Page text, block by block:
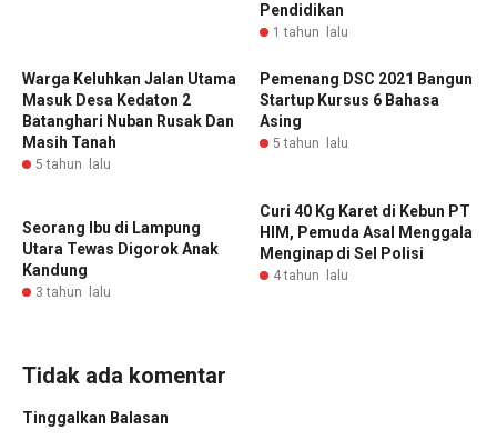
Pendidikan ‎
1 tahun lalu
Warga Keluhkan Jalan Utama
Masuk Desa Kedaton 2
Batanghari Nuban Rusak Dan
Masih Tanah
5 tahun lalu
Pemenang DSC 2021 Bangun
Startup Kursus 6 Bahasa
Asing
5 tahun lalu
Seorang Ibu di Lampung
Utara Tewas Digorok Anak
Kandung
3 tahun lalu
Curi 40 Kg Karet di Kebun PT
HIM, Pemuda Asal Menggala
Menginap di Sel Polisi
4 tahun lalu
Tidak ada komentar
Tinggalkan Balasan